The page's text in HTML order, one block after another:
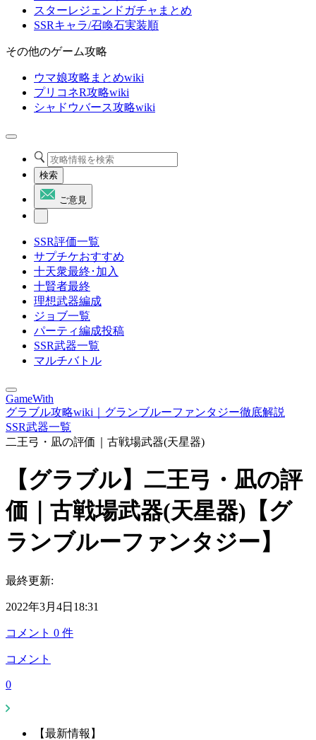
スターレジェンドガチャまとめ
SSRキャラ/召喚石実装順
その他のゲーム攻略
ウマ娘攻略まとめwiki
プリコネR攻略wiki
シャドウバース攻略wiki
検索
ご意見
SSR評価一覧
サプチケおすすめ
十天衆最終･加入
十賢者最終
理想武器編成
ジョブ一覧
パーティ編成投稿
SSR武器一覧
マルチバトル
GameWith
グラブル攻略wiki｜グランブルーファンタジー徹底解説
SSR武器一覧
二王弓・凪の評価｜古戦場武器(天星器)
【グラブル】二王弓・凪の評
価｜古戦場武器(天星器)【グ
ランブルーファンタジー】
最終更新:
2022年3月4日18:31
コメント 0 件
コメント
0
【最新情報】